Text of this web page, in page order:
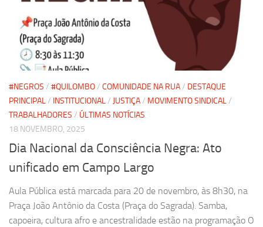
#NEGROS / #QUILOMBO/ COMUNIDADE NA RUA/ DESTAQUE
PRINCIPAL/ INSTITUCIONAL/ JUSTIÇA/ MOVIMENTO SINDICAL/
TRABALHADORES / ÚLTIMAS NOTÍCIAS
18 NOVEMBRO, 2025
Dia Nacional da Consciência Negra: Ato
unificado em Campo Largo
Aula Pública está marcada para 20 de novembro, às 8h30, na
Praça João Antônio da Costa (Praça do Sagrada). Samba,
capoeira, cultura afro e ancestralidade estão na programação O